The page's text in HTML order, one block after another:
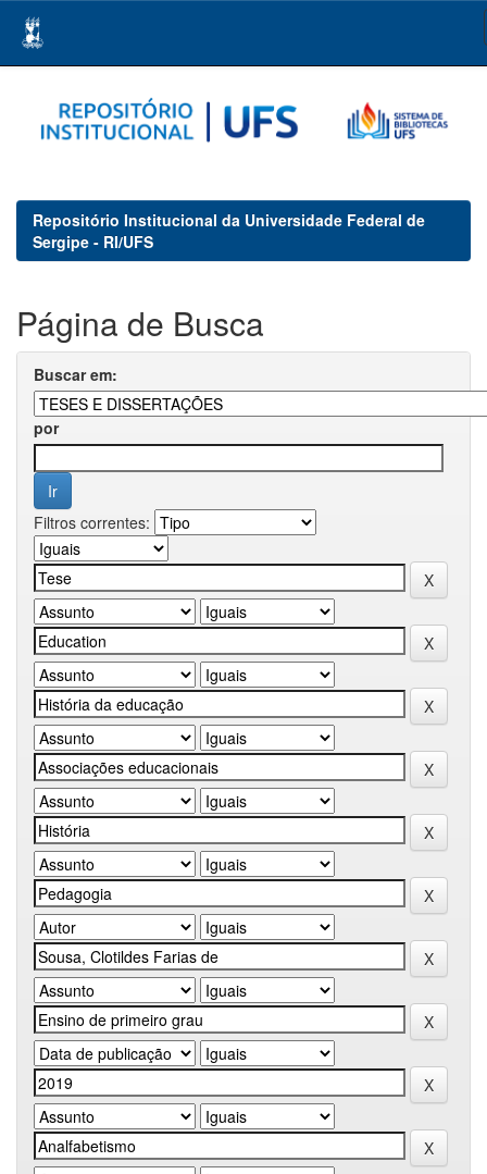
navigation
Repositório Institucional da Universidade Federal de
Sergipe - RI/UFS
Página de Busca
Buscar em:
por
Filtros correntes: